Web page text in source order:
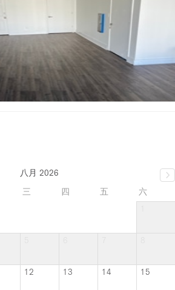
八月 2026
三 四 五
六
12 13 14 15